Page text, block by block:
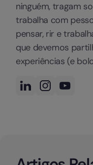
ninguém, tragam
trabalha com
pensar, rir e
que devemos
experiências (e